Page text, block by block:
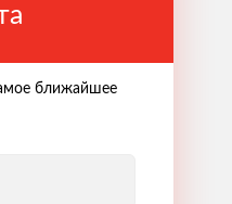
ближайшее